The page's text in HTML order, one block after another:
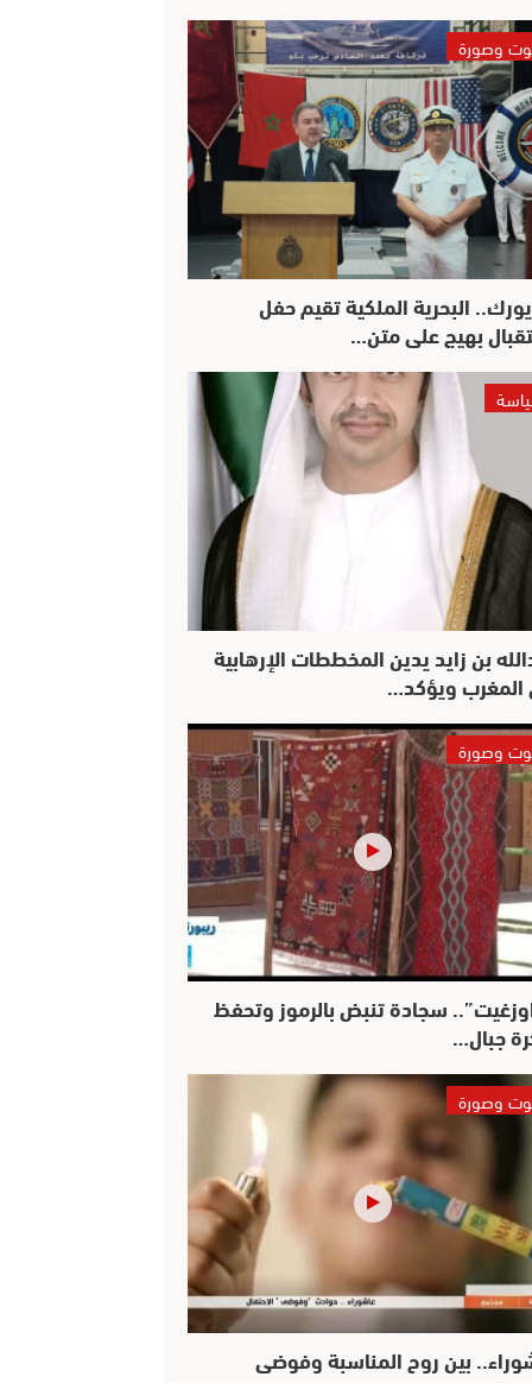
وصورة
البحرية الملكية تقيم حفل
بهيج على متن…
بن زايد يدين المخططات الإرهابية
ويؤكد…
وصورة
سجادة تنبض بالرموز وتحفظ
جبال…
وصورة
بين روح المناسبة وفوضى